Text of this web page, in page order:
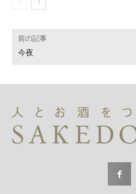
前の記事
今夜